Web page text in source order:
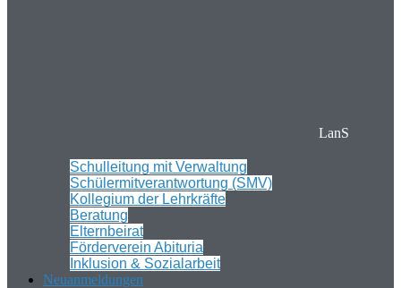
LanS
Schulleitung mit Verwaltung
Schülermitverantwortung (SMV)
Kollegium der Lehrkräfte
Beratung
Elternbeirat
Förderverein Abituria
Inklusion & Sozialarbeit
Neuanmeldungen